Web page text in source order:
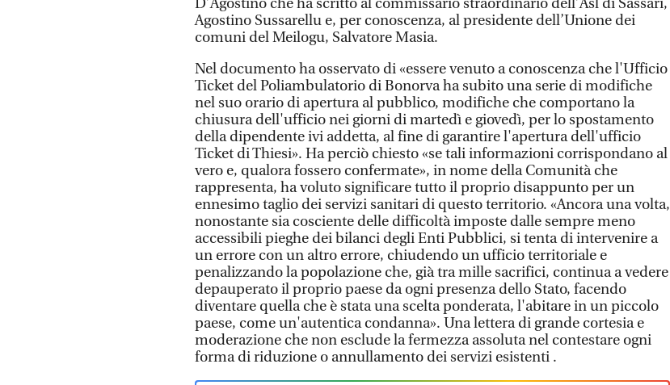
Agostino Sussarellu e, per conoscenza, al presidente dell’Unione dei
comuni del Meilogu, Salvatore Masia.
Nel documento ha osservato di «essere venuto a conoscenza che l'Ufficio
Ticket del Poliambulatorio di Bonorva ha subito una serie di modifiche
nel suo orario di apertura al pubblico, modifiche che comportano la
chiusura dell'ufficio nei giorni di martedì e giovedì, per lo spostamento
della dipendente ivi addetta, al fine di garantire l'apertura dell'ufficio
Ticket di Thiesi». Ha perciò chiesto «se tali informazioni corrispondano al
vero e, qualora fossero confermate», in nome della Comunità che
rappresenta, ha voluto significare tutto il proprio disappunto per un
ennesimo taglio dei servizi sanitari di questo territorio. «Ancora una volta,
nonostante sia cosciente delle difficoltà imposte dalle sempre meno
accessibili pieghe dei bilanci degli Enti Pubblici, si tenta di intervenire a
un errore con un altro errore, chiudendo un ufficio territoriale e
penalizzando la popolazione che, già tra mille sacrifici, continua a vedere
depauperato il proprio paese da ogni presenza dello Stato, facendo
diventare quella che è stata una scelta ponderata, l'abitare in un piccolo
paese, come un'autentica condanna». Una lettera di grande cortesia e
moderazione che non esclude la fermezza assoluta nel contestare ogni
forma di riduzione o annullamento dei servizi esistenti .